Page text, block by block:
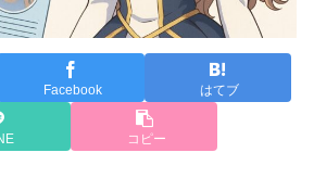
Facebook はてブ
コピー